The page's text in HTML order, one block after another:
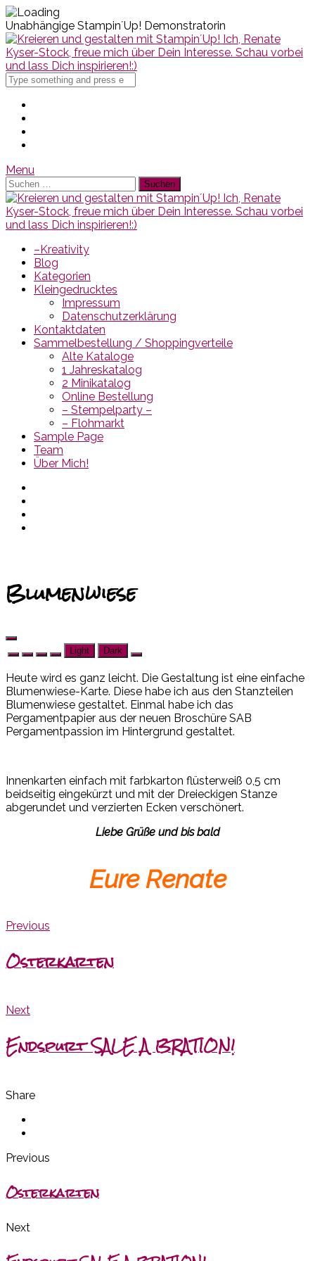
Unabhängige Stampin´Up! Demonstratorin
Search
for
Menu
Suchen
nach:
–Kreativity
Blog
Kategorien
Kleingedrucktes
Impressum
Datenschutzerklärung
Kontaktdaten
Sammelbestellung / Shoppingverteile
Alte Kataloge
1 Jahreskatalog
2 Minikatalog
Online Bestellung
– Stempelparty –
– Flohmarkt
Sample Page
Team
Über Mich!
Blumenwiese
Light Dark
Heute wird es ganz leicht. Die Gestaltung ist eine einfache
Blumenwiese-Karte. Diese habe ich aus den Stanzteilen
Blumenwiese gestaltet. Einmal habe ich das
Pergamentpapier aus der neuen Broschüre SAB
Pergamentpassion im Hintergrund gestaltet.
Innenkarten einfach mit farbkarton flüsterweiß 0,5 cm
beidseitig eingekürzt und mit der Dreieckigen Stanze
abgerundet und verzierten Ecken verschönert.
Liebe Grüße und bis bald
Eure Renate
Previous
Osterkarten
Next
Endspurt SALE A BRATION!
Share
Previous
Osterkarten
Next